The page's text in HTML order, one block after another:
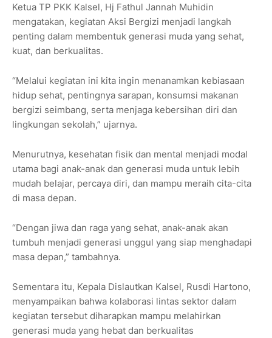
Ketua TP PKK Kalsel, Hj Fathul Jannah Muhidin
mengatakan, kegiatan Aksi Bergizi menjadi langkah
penting dalam membentuk generasi muda yang sehat,
kuat, dan berkualitas.
“Melalui kegiatan ini kita ingin menanamkan kebiasaan
hidup sehat, pentingnya sarapan, konsumsi makanan
bergizi seimbang, serta menjaga kebersihan diri dan
lingkungan sekolah,” ujarnya.
Menurutnya, kesehatan fisik dan mental menjadi modal
utama bagi anak-anak dan generasi muda untuk lebih
mudah belajar, percaya diri, dan mampu meraih cita-cita
di masa depan.
“Dengan jiwa dan raga yang sehat, anak-anak akan
tumbuh menjadi generasi unggul yang siap menghadapi
masa depan,” tambahnya.
Sementara itu, Kepala Dislautkan Kalsel, Rusdi Hartono,
menyampaikan bahwa kolaborasi lintas sektor dalam
kegiatan tersebut diharapkan mampu melahirkan
generasi muda yang hebat dan berkualitas